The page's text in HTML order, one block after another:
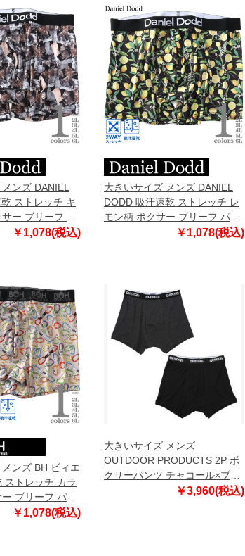
ンズ DANIEL
ストレッチ キ
ー ブリーフ パ
azup-259006
￥1,078(税込)
大きいサイズ メンズ DANIEL
DODD 吸汗速乾 ストレッチ レ
モン柄 ボクサー ブリーフ パン
ツ 肌着 下着 azup-259007
￥1,078(税込)
ンズ BH ビィエ
ストレッチ カラ
ブリーフ パン
259014
￥1,078(税込)
大きいサイズ メンズ
OUTDOOR PRODUCTS 2P ボ
クサーパンツ チャコール×ブラ
ック 1249-5305-1 3L 4L 5L 6L
￥3,960(税込)